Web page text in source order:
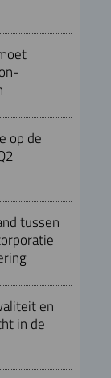
op de
tussen
en
in de